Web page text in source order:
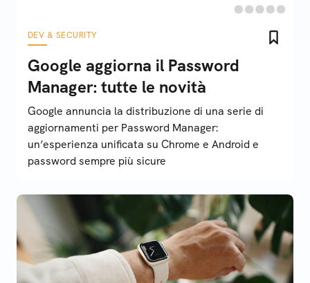
DEV & SECURITY
Google aggiorna il Password
Manager: tutte le novità
Google annuncia la distribuzione di una serie di
aggiornamenti per Password Manager:
un’esperienza unificata su Chrome e Android e
password sempre più sicure